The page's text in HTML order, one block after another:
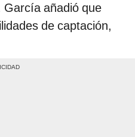
añadió que
de captación,